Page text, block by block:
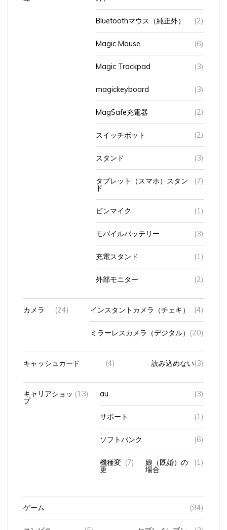
Bluetoothマウス（純正外） (2)
Magic Mouse (6)
Magic Trackpad (3)
magickeyboard (3)
MagSafe充電器 (2)
スイッチボット (2)
スタンド (3)
タブレット（スマホ）スタン
ド
(7)
ピンマイク (1)
モバイルバッテリー (3)
充電スタンド (1)
外部モニター (2)
カメラ (24) インスタントカメラ（チェキ） (4)
ミラーレスカメラ（デジタル）(20)
キャッシュカード (4) 読み込めない(3)
キャリアショッ
プ
(13) au (3)
サポート (1)
ソフトバンク (6)
機種変
更
(7) 娘（既婚）の
場合
(1)
ゲーム (94)
コンビニ (5) セブンイレブン (3)